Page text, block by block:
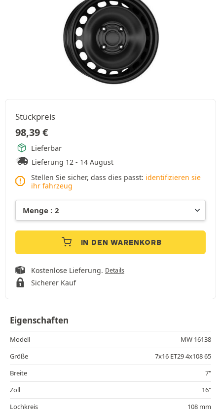
Stückpreis
98,39€
Lieferbar
Lieferung 12 - 14 August
Stellen Sie sicher, dass dies passt: identifizieren sie
ihr fahrzeug
IN DEN WARENKORB
Kostenlose Lieferung. Details
Sicherer Kauf
Eigenschaften
Modell
MW 16138
Größe
7x16 ET29 4x108 65
Breite
7"
Zoll
16"
Lochkreis
108 mm